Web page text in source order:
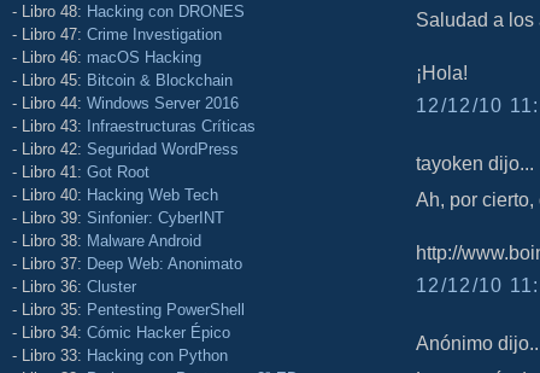
- Libro 48: Hacking con DRONES
- Libro 47: Crime Investigation
- Libro 46: macOS Hacking
- Libro 45: Bitcoin & Blockchain
- Libro 44: Windows Server 2016
- Libro 43: Infraestructuras Críticas
- Libro 42: Seguridad WordPress
- Libro 41: Got Root
- Libro 40: Hacking Web Tech
- Libro 39: Sinfonier: CyberINT
- Libro 38: Malware Android
- Libro 37: Deep Web: Anonimato
- Libro 36: Cluster
- Libro 35: Pentesting PowerShell
- Libro 34: Cómic Hacker Épico
- Libro 33: Hacking con Python
Saludad a los
¡Hola!
12/12/10
tayoken dijo...
Ah, por
http://
12/12/10
Anónimo